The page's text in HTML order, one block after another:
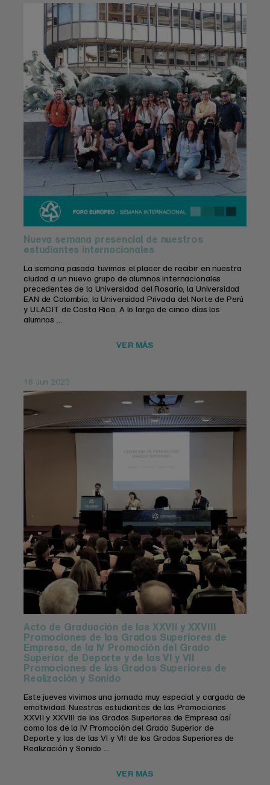
Nueva semana presencial de nuestros
estudiantes internacionales
La semana pasada tuvimos el placer de recibir en nuestra
ciudad a un nuevo grupo de alumnos internacionales
precedentes de la Universidad del Rosario, la Universidad
EAN de Colombia, la Universidad Privada del Norte de Perú
y ULACIT de Costa Rica. A lo largo de cinco días los
alumnos ...
VER MÁS
16 Jun 2023
Acto de Graduación de las XXVII y XXVIII
Promociones de los Grados Superiores de
Empresa, de la IV Promoción del Grado
Superior de Deporte y de las VI y VII
Promociones de los Grados Superiores de
Realización y Sonido
Este jueves vivimos una jornada muy especial y cargada de
emotividad. Nuestros estudiantes de las Promociones
XXVII y XXVIII de los Grados Superiores de Empresa así
como los de la IV Promoción del Grado Superior de
Deporte y los de las VI y VII de los Grados Superiores de
Realización y Sonido ...
VER MÁS